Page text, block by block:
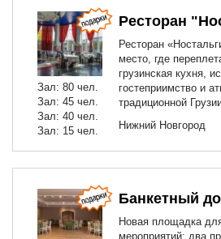
Зал: 80 чел.
Зал: 45 чел.
Зал: 40 чел.
Зал: 15 чел.
Ресторан
Ресторан
место, где
грузинская кухня,
гостеприимство и
традиционной
Нижний Новгород
Банкетный
Новая площадка
мероприятий: два